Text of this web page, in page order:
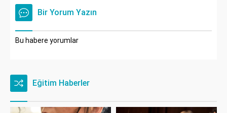
Bir Yorum Yazın
Bu habere yorumlar
Eğitim Haberler